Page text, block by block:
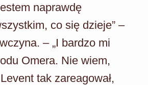
naprawdę
co się dzieje” –
– „I bardzo mi
Omera. Nie wiem,
tak zareagował,